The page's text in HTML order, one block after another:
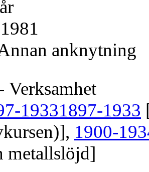
anknytning
Verksamhet
19331897-1933
1900-
metallslöjd]